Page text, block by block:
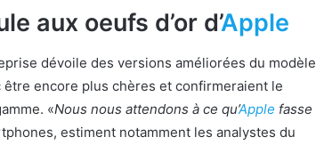
aux oeufs d’or d’Apple
dévoile des versions améliorées du modèle
encore plus chères et confirmeraient le
«Nous nous attendons à ce qu’Apple fasse
estiment notamment les analystes du